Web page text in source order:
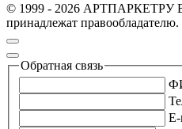
© 1999 - 2026 АРТПАРКЕТРУ
принадлежат правообладателю.
Обратная связь